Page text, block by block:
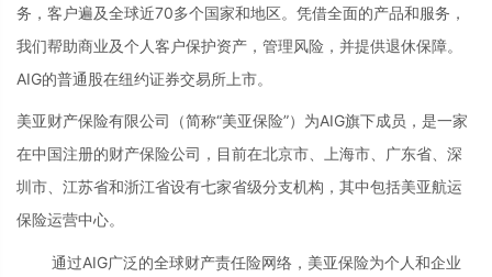
务，客户遍及全球近70多个国家和地区。凭借全面的产品和服务，
我们帮助商业及个人客户保护资产，管理风险，并提供退休保障。
AIG的普通股在纽约证券交易所上市。
美亚财产保险有限公司（简称“美亚保险”）为AIG旗下成员，是一家
在中国注册的财产保险公司，目前在北京市、上海市、广东省、深
圳市、江苏省和浙江省设有七家省级分支机构，其中包括美亚航运
保险运营中心。
通过AIG广泛的全球财产责任险网络，美亚保险为个人和企业